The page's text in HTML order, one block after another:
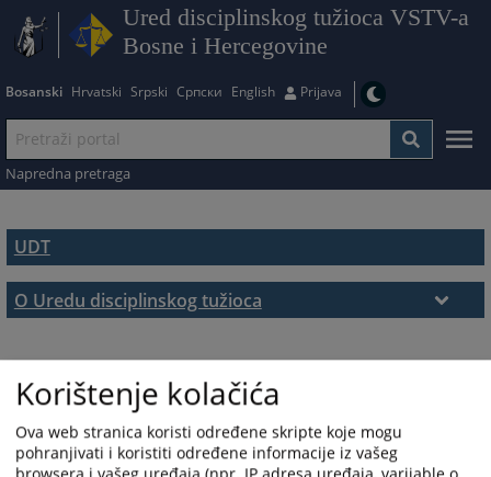
Ured disciplinskog tužioca VSTV-a
Bosne i Hercegovine
Bosanski Hrvatski Srpski Српски English Prijava
Napredna pretraga
UDT
O Uredu disciplinskog tužioca
Glavni disciplinski tužilac
Osoblje Ureda
Kontakt
Korištenje kolačića
Ova web stranica koristi određene skripte koje mogu
pohranjivati i koristiti određene informacije iz vašeg